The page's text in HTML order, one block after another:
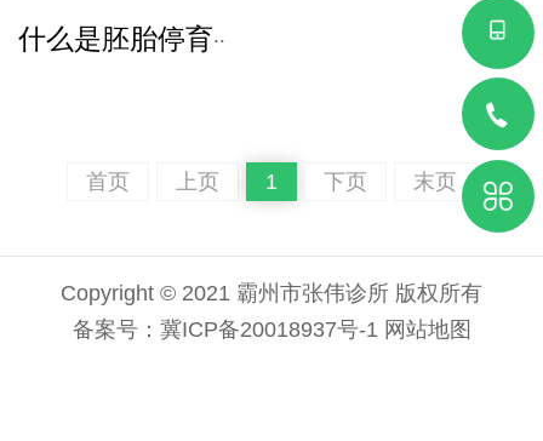
什么是胚胎停育..
首页 上页 1 下页 末页
Copyright © 2021 霸州市张伟诊所 版权所有
备案号： 冀ICP备20018937号-1 网站地图